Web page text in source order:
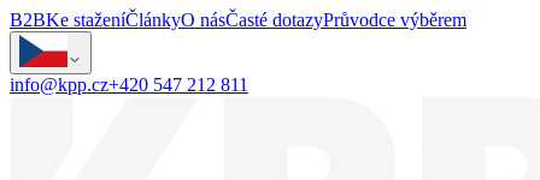
B2BKe staženíČlánkyO násČasté dotazyPrůvodce výběrem
info@kpp.cz+420 547 212 811